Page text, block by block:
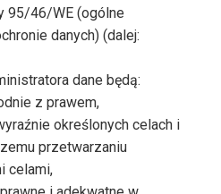
95/46/WE (ogólne
danych) (dalej:
dane będą:
z prawem,
określonych celach i
przetwarzaniu
celami,